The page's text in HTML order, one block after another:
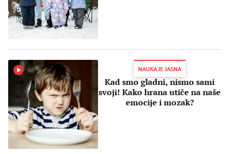
NAUKA JE JASNA
Kad smo gladni, nismo sami
svoji! Kako hrana utiče na naše
emocije i mozak?